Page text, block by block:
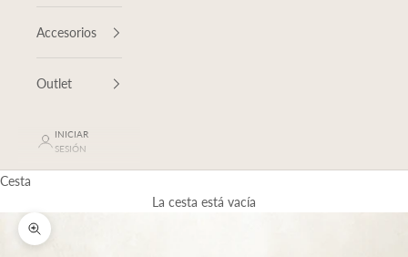
Accesorios
Outlet
INICIAR
SESIÓN
Cesta
La cesta está vacía
Zoom